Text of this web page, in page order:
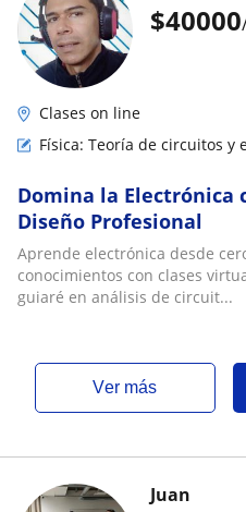
$40000
Clases on line
Física: Teoría de circuitos y
Domina la Electrónica
Diseño Profesional
Aprende electrónica desde
conocimientos con clases
guiaré en análisis de circuit...
ver más
Juan